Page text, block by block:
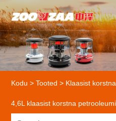
Kodu > Tooted > Klaasist
4,6L klaasist korstna